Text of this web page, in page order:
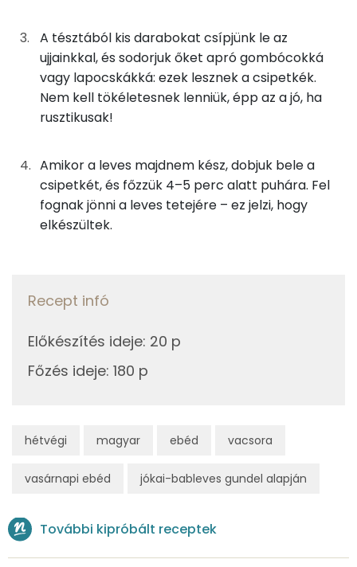
hétvégi magyar ebéd vacsora
vasárnapi ebéd jókai-bableves gundel alapján
Víz
Összesen 245.2 g
Vitaminok
A vitamin (RAE):
433 micro
B6 vitamin:
E vitamin:
C vitamin:
D vitamin:
Tiamin - B1 vitamin:
Riboflavin - B2 vitamin:
0 mg
Niacin - B3 vitamin:
Pantoténsav - B5 vitamin:
0 mg
A tésztából kis darabokat csípjünk le az
ujjainkkal, és sodorjuk őket apró gombócokká
vagy lapocskákká: ezek lesznek a csipetkék.
Nem kell tökéletesnek lenniük, épp az a jó, ha
rusztikusak!
Amikor a leves majdnem kész, dobjuk bele a
csipetkét, és főzzük 4–5 perc alatt puhára. Fel
fognak jönni a leves tetejére – ez jelzi, hogy
elkészültek.
Recept infó
Előkészítés ideje: 20 p
Főzés ideje: 180 p
További kipróbált receptek